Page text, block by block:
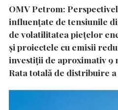
OMV Petrom:
influențate de tensiunile
de volatilitatea piețelor
și proiectele cu emisii
investiții de aproximativ 9
Rata totală de distribuire